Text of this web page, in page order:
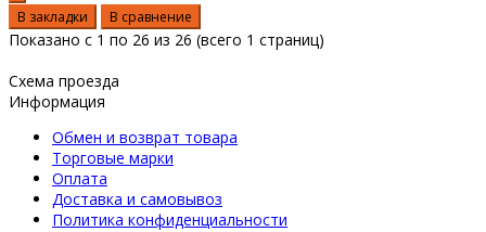
В закладки В сравнение
Показано с 1 по 26 из 26 (всего 1 страниц)
Схема проезда
Информация
Обмен и возврат товара
Торговые марки
Оплата
Доставка и самовывоз
Политика конфиденциальности